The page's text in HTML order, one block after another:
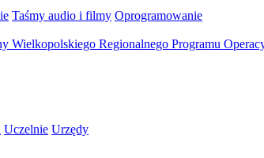
Taśmy audio i filmy Oprogramowanie
Wielkopolskiego Regionalnego Programu
Uczelnie Urzędy